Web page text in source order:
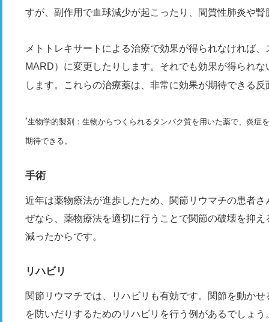
すが、副作用で血球減少が起こったり、間質性肺炎や
メトトレキサートによる治療で効果が得られなければ
MARD）に変更したりします。それでも効果が得られ
します。これらの治療薬は、非常に効果が期待できる
*生物学的製剤：生物からつくられるタンパク質を用いた薬で、炎症
期待できる。
手術
近年は薬物療法が進歩したため、関節リウマチの患者
ぜなら、薬物療法を適切に行うことで関節の破壊を抑え
減ったからです。
リハビリ
関節リウマチでは、リハビリも有効です。関節を動か
を防いだりするためのリハビリを行う例があるでしょ